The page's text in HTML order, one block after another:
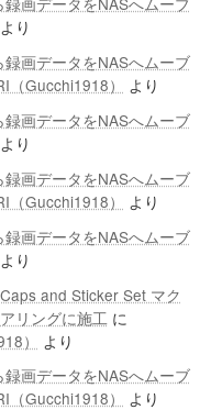
より
画データをNASへムーブ
（Gucchi1918）
より
画データをNASへムーブ
より
画データをNASへムーブ
（Gucchi1918）
より
画データをNASへムーブ
より
and Sticker Set マク
リングに施工 に
）
より
画データをNASへムーブ
（Gucchi1918） より